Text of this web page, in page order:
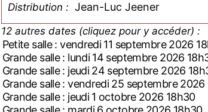
Distribution : Jean-Luc Jeener
12 autres dates (cliquez pour y accéder) :
Petite salle : vendredi 11 septembre 2026
Grande salle : lundi 14 septembre 2026
Grande salle : jeudi 24 septembre 2026
Grande salle : vendredi 25 septembre 2026
Grande salle : jeudi 1 octobre 2026 18h30